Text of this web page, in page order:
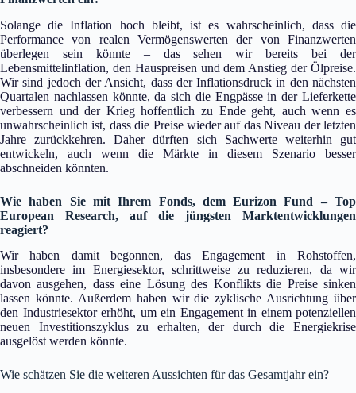
Solange die Inflation hoch bleibt, ist es wahrscheinlich, dass die
Performance von realen Vermögenswerten der von Finanzwerten
überlegen sein könnte – das sehen wir bereits bei der
Lebensmittelinflation, den Hauspreisen und dem Anstieg der Ölpreise.
Wir sind jedoch der Ansicht, dass der Inflationsdruck in den nächsten
Quartalen nachlassen könnte, da sich die Engpässe in der Lieferkette
verbessern und der Krieg hoffentlich zu Ende geht, auch wenn es
unwahrscheinlich ist, dass die Preise wieder auf das Niveau der letzten
Jahre zurückkehren. Daher dürften sich Sachwerte weiterhin gut
entwickeln, auch wenn die Märkte in diesem Szenario besser
abschneiden könnten.
Wie haben Sie mit Ihrem Fonds, dem Eurizon Fund – Top
European Research, auf die jüngsten Marktentwicklungen
reagiert?
Wir haben damit begonnen, das Engagement in Rohstoffen,
insbesondere im Energiesektor, schrittweise zu reduzieren, da wir
davon ausgehen, dass eine Lösung des Konflikts die Preise sinken
lassen könnte. Außerdem haben wir die zyklische Ausrichtung über
den Industriesektor erhöht, um ein Engagement in einem potenziellen
neuen Investitionszyklus zu erhalten, der durch die Energiekrise
ausgelöst werden könnte.
Wie schätzen Sie die weiteren Aussichten für das Gesamtjahr ein?